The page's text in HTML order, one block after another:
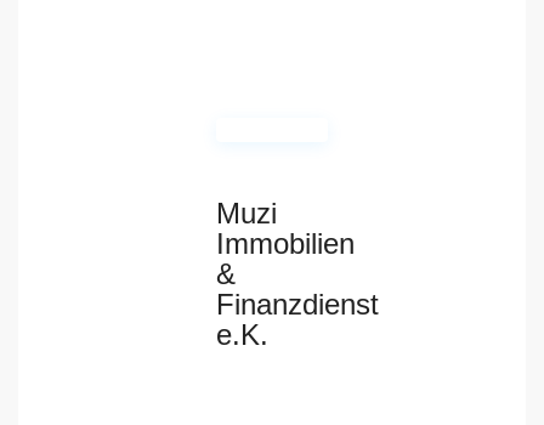
Muzi
Immobilien
&
Finanzdienst
e.K.